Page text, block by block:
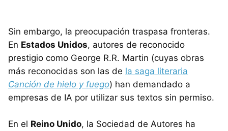
Sin embargo, la preocupación traspasa fronteras.
En Estados Unidos, autores de reconocido
prestigio como George R.R. Martin (cuyas obras
más reconocidas son las de la saga literaria
Canción de hielo y fuego) han demandado a
empresas de IA por utilizar sus textos sin permiso.
En el Reino Unido, la Sociedad de Autores ha